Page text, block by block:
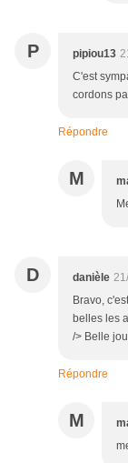
P pipiou13
C'est
cordons
Répondre
M
D danièle
Bravo,
belles les
/> Belle
Répondre
M